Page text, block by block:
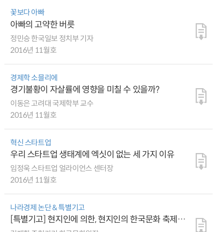
꽃보다 아빠
아빠의 고약한 버릇
정민승 한국일보 정치부 기자
2016년 11월호
경제학 소믈리에
경기불황이 자살률에 영향을 미칠 수 있을까?
이동은 고려대 국제학부 교수
2016년 11월호
혁신 스타트업
우리 스타트업 생태계에 엑싯이 없는 세 가지 이유
임정욱 스타트업 얼라이언스 센터장
2016년 11월호
나라경제 논단 & 특별기고
[특별기고] 현지인에 의한, 현지인의 한국문화 축제